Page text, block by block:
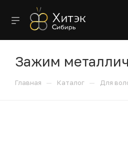
Зажим
Главная — Каталог — Для